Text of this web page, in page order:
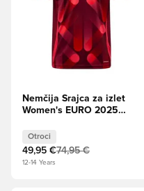
Nemčija Srajca za izlet
Women's EURO 2025
Otroci
49,95 €74,95 €
12-14 Years